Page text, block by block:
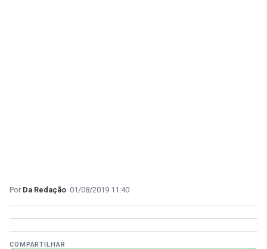
Da Redação 01/08/2019 11:40
COMPARTILHAR